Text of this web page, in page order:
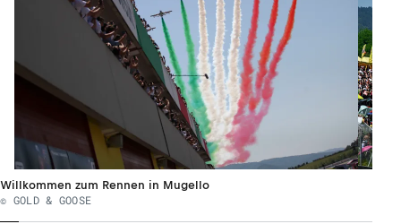
Willkommen zum Rennen in Mugello
© GOLD & GOOSE